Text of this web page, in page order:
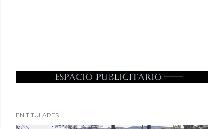
EN TITULARES